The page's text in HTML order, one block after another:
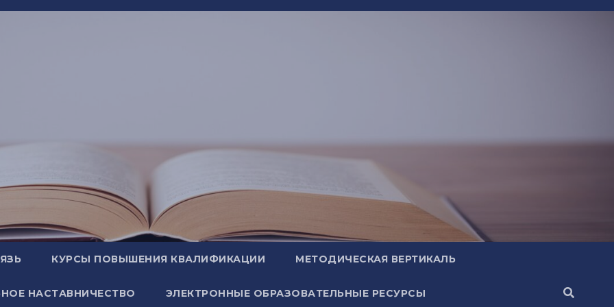
КУРСЫ ПОВЫШЕНИЯ КВАЛИФИКАЦИИ МЕТОДИЧЕСКАЯ ВЕРТИКАЛЬ
НАСТАВНИЧЕСТВО ЭЛЕКТРОННЫЕ ОБРАЗОВАТЕЛЬНЫЕ РЕСУРСЫ